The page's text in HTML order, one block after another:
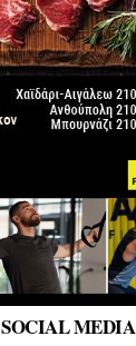
SOCIAL MEDIA